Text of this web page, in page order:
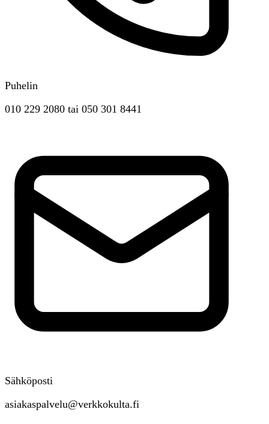
Puhelin
010 229 2080 tai 050 301 8441
Sähköposti
asiakaspalvelu@verkkokulta.fi